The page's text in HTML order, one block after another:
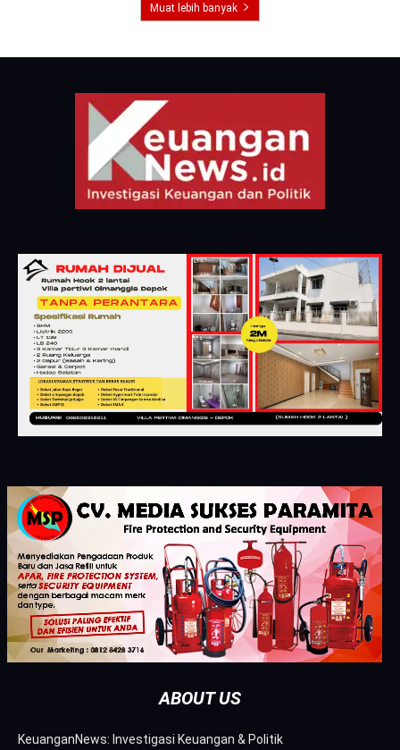
Muat lebih banyak
ABOUT US
KeuanganNews: Investigasi Keuangan & Politik